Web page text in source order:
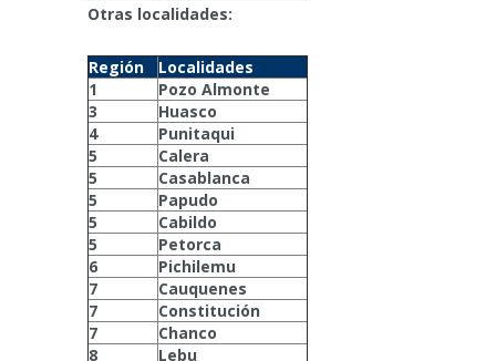
Otras localidades:
Región
Localidades
1
Pozo Almonte
3
Huasco
4
Punitaqui
5
Calera
5
Casablanca
5
Papudo
5
Cabildo
5
Petorca
6
Pichilemu
7
Cauquenes
7
Constitución
7
Chanco
8
Lebu